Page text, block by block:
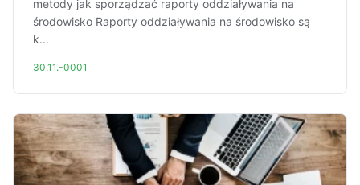
metody jak sporządzać raporty oddziaływania na
środowisko Raporty oddziaływania na środowisko są
k...
30.11.-0001